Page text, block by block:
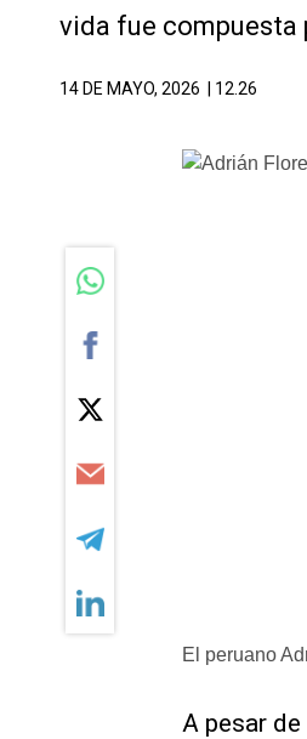
vida fue compuesta
14 DE MAYO, 2026 | 12.26
El peruano
A pesar